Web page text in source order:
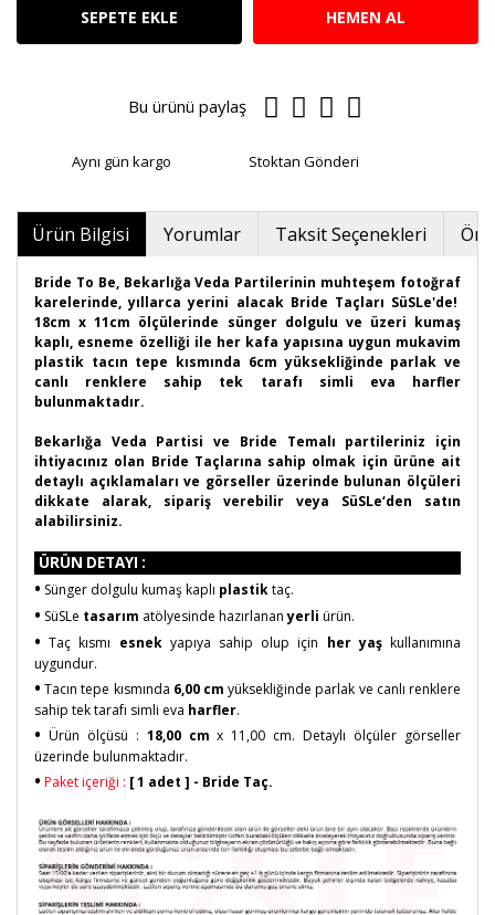
SEPETE EKLE HEMEN AL
Bu ürünü paylaş
Aynı gün kargo Stoktan Gönderi
Ürün Bilgisi Yorumlar Taksit Seçenekleri
Bride To Be, Bekarlığa Veda Partilerinin muhteşem fotoğraf
karelerinde, yıllarca yerini alacak Bride Taçları SüSLe'de!
18cm x 11cm ölçülerinde sünger dolgulu ve üzeri kumaş
kaplı, esneme özelliği ile her kafa yapısına uygun mukavim
plastik tacın tepe kısmında 6cm yüksekliğinde parlak ve
canlı renklere sahip tek tarafı simli eva harfler
bulunmaktadır.
Bekarlığa Veda Partisi ve Bride Temalı partileriniz için
ihtiyacınız olan Bride Taçlarına sahip olmak için ürüne ait
detaylı açıklamaları ve görseller üzerinde bulunan ölçüleri
dikkate alarak, sipariş verebilir veya SüSLe‘den satın
alabilirsiniz.
ÜRÜN DETAYI :
• Sünger dolgulu kumaş kaplı plastiktaç.
• SüSLe tasarım atölyesinde hazırlananyerli ürün.
• Taç kısmı esnekyapıya sahip olup için her yaşkullanımına
uygundur.
• Tacın tepe kısmında 6,00 cm yüksekliğinde parlak ve canlı renklere
sahip tek tarafı simli eva harfler.
• Ürün ölçüsü : 18,00 cm x 11,00 cm. Detaylı ölçüler görseller
üzerinde bulunmaktadır.
• Paket içeriği : [1 adet ] - Bride Taç.